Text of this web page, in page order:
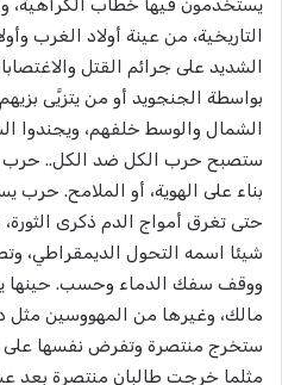
يستخدمون فيها خطاب الكراهية،
التاريخية، من عينة أولاد الغرب
الشديد على جرائم القتل
بواسطة الجنجويد أو من يتزيَّى
الشمال والوسط خلفهم، ويجندوا
ستصبح حرب الكل ضد الكل.. حرب
بناء على الهوية، أو الملامح. حرب
حتى تغرق أمواج الدم ذكرى الثورة،
شيئا اسمه التحول الديمقراطي،
ووقف سفك الدماء وحسب. حينها
مالك، وغيرها من المهووسين مثل
ستخرج منتصرة وتفرض نفسها على
مثلما خرجت طالبان منتصرة